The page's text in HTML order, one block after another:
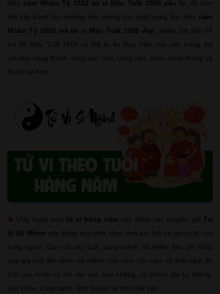
Nếu năm Nhâm Tý 2032 tử vi Mậu Tuất 1958 xấu thì tốt hơn
hết hãy tránh làm những việc mang tính chất trọng đại. Nếu năm
Nhâm Tý 2032 mà tử vi Mậu Tuất 1958 đẹp , nhiều cát tinh hỗ
trợ thì Mậu Tuất 1958 có thể tự tin thực hiện mọi việc trọng đại
với khả năng thành công cao hơn, công việc được hanh thông và
thuận lợi hơn.
Ứng dụng xem tử vi hàng năm này được các chuyên gia Tử
Vi Số Mệnh
xây dựng dựa trên năm sinh âm lịch và giới tính của
từng người. Căn cứ vào tuổi, cung mệnh và nhiều tiêu chí khác
của gia chủ đối sánh với mệnh của năm cần xem sẽ biết năm đó
tuổi của mình có rơi vào sao hạn không, có phạm đại kỵ không,
sức khỏe, công danh, tình duyên sẽ như thế nào.